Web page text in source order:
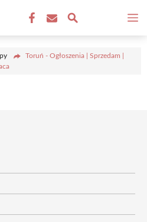
Toruń - Ogłoszenia | Sprzedam |